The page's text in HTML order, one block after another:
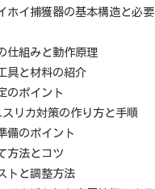
ホイ捕獲器の基本構造と必要
仕組みと動作原理
具と材料の紹介
のポイント
リカ対策の作り方と手順
備のポイント
方法とコツ
トと調整方法